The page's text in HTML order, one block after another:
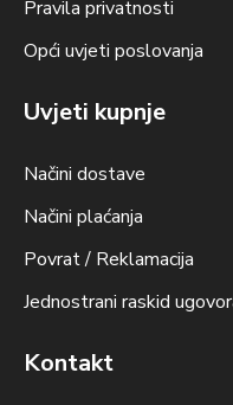
Pravila privatnosti
Opći uvjeti poslovanja
Uvjeti kupnje
Načini dostave
Načini plaćanja
Povrat / Reklamacija
Jednostrani raskid
Kontakt